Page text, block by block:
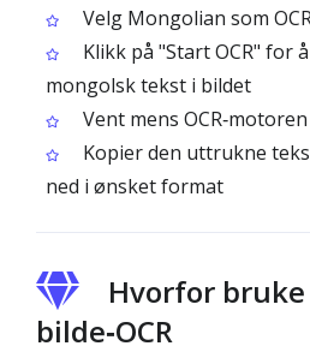
Velg Mongolian som
Klikk på "Start OCR" for
mongolsk tekst i bildet
Vent mens
Kopier den uttrukne
ned i ønsket format
Hvorfor
bilde‑OCR